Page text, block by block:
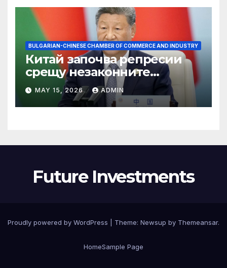
BULGARIAN-CHINESE CHAMBER OF COMMERCE AND INDUSTRY
Китай започва репресии
срещу незаконните
практики в сектора на TCM
MAY 15, 2026 ADMIN
Future Investments
Proudly powered by WordPress Theme: Newsup by Themeansar.
HomeSample Page